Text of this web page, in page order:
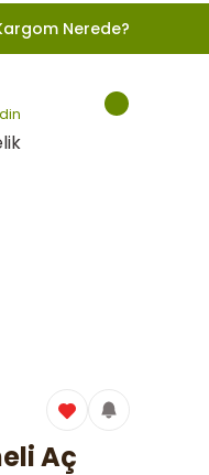
Nerede?
Aç